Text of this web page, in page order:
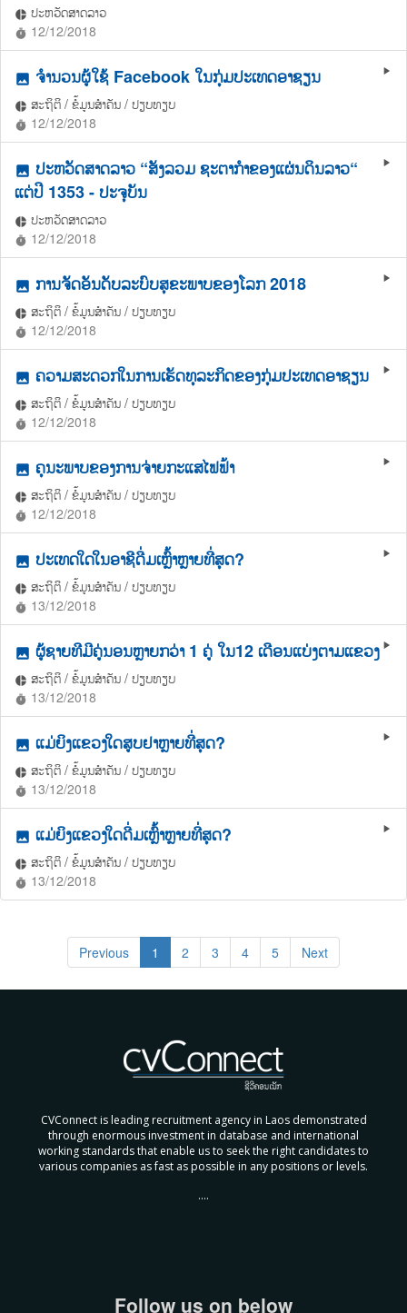
pie_chart ປະຫວັດສາດລາວ
timer 12/12/2018
play_arrow
photo ຈໍານວນຜູ້ໃຊ້ Facebook ໃນກຸ່ມປະເທດອາຊຽນ
pie_chart ສະຖິຕິ / ຂໍ້ມູນສຳຄັນ / ປຽບທຽບ
timer 12/12/2018
play_arrow
photo ປະຫວັດສາດລາວ “ສັງລວມ ຊະຕາກຳຂອງແຜ່ນດິນລາວ“
ແຕ່ປີ 1353 - ປະຈຸບັນ
pie_chart ປະຫວັດສາດລາວ
timer 12/12/2018
play_arrow
photo ການຈັດອັນດັບລະບົບສຸຂະພາບຂອງໂລກ 2018
pie_chart ສະຖິຕິ / ຂໍ້ມູນສຳຄັນ / ປຽບທຽບ
timer 12/12/2018
play_arrow
photo ຄວາມສະດວກໃນການເຮັດທຸລະກິດຂອງກຸ່ມປະເທດອາຊຽນ
pie_chart ສະຖິຕິ / ຂໍ້ມູນສຳຄັນ / ປຽບທຽບ
timer 12/12/2018
play_arrow
photo ຄຸນະພາບຂອງການຈ່າຍກະແສໄຟຟ້າ
pie_chart ສະຖິຕິ / ຂໍ້ມູນສຳຄັນ / ປຽບທຽບ
timer 12/12/2018
play_arrow
photo ປະເທດໃດໃນອາຊີດື່ມເຫຼົ້າຫຼາຍທີ່ສຸດ?
pie_chart ສະຖິຕິ / ຂໍ້ມູນສຳຄັນ / ປຽບທຽບ
timer 13/12/2018
play_arrow
photo ຜູ້ຊາຍທີມີຄູ່ນອນຫຼາຍກວ່າ 1 ຄູ່ ໃນ12 ເດືອນແບ່ງຕາມແຂວງ
pie_chart ສະຖິຕິ / ຂໍ້ມູນສຳຄັນ / ປຽບທຽບ
timer 13/12/2018
play_arrow
photo ແມ່ຍິງແຂວງໃດສູບຢາຫຼາຍທີ່ສຸດ?
pie_chart ສະຖິຕິ / ຂໍ້ມູນສຳຄັນ / ປຽບທຽບ
timer 13/12/2018
play_arrow
photo ແມ່ຍິງແຂວງໃດດື່ມເຫຼົ້າຫຼາຍທີ່ສຸດ?
pie_chart ສະຖິຕິ / ຂໍ້ມູນສຳຄັນ / ປຽບທຽບ
timer 13/12/2018
Previous 1 2 3 4 5 Next
CVConnect is leading recruitment agency in Laos demonstrated
through enormous investment in database and international
working standards that enable us to seek the right candidates to
various companies as fast as possible in any positions or levels.
....
Follow us on below